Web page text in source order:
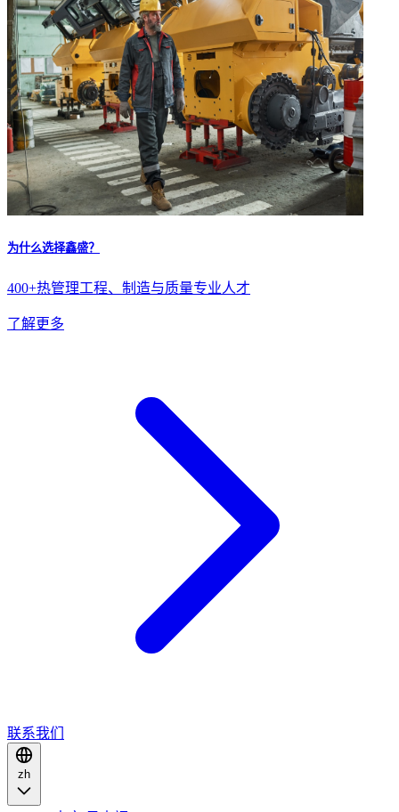
为什么选择鑫盛？
400+热管理工程、制造与质量专业人才
了解更多
联系我们
zh